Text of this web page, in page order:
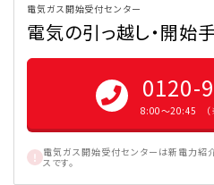
電気ガス開始受付センター
電気の引っ越し・開始
0120-
8:00〜20:45 （※
電気ガス開始受付センターは新電力紹
スです。